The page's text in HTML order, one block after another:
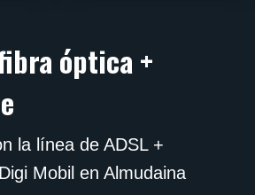
óptica +
la línea de ADSL +
Mobil en Almudaina